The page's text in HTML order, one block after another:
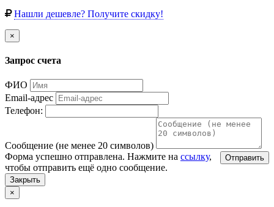
Нашли дешевле? Получите скидку!
×
Запрос счета
ФИО
Email-адрес
Телефон:
Сообщение (не менее 20 символов)
Отправить
Форма успешно отправлена. Нажмите на ссылку,
чтобы отправить ещё одно сообщение.
Закрыть
×